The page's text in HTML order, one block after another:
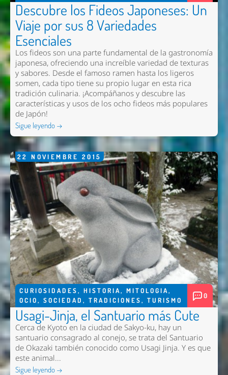
Descubre los Fideos Japoneses: Un
Viaje por sus 8 Variedades
Esenciales
Los fideos son una parte fundamental de la gastronomía
japonesa, ofreciendo una increíble variedad de texturas
y sabores. Desde el famoso ramen hasta los ligeros
somen, cada tipo tiene su propio lugar en esta rica
tradición culinaria. ¡Acompáñanos y descubre las
características y usos de los ocho fideos más populares
de Japón!
Sigue leyendo →
22 NOVIEMBRE 2015
CURIOSIDADES, HISTORIA, MITOLOGIA,
OCIO, SOCIEDAD , TRADICIONES, TURISMO
0
Usagi-Jinja, el Santuario más Cute
Cerca de Kyoto en la ciudad de Sakyo-ku, hay un
santuario consagrado al conejo, se trata del Santuario
de Okazaki también conocido como Usagi Jinja. Y es que
este animal...
Sigue leyendo →